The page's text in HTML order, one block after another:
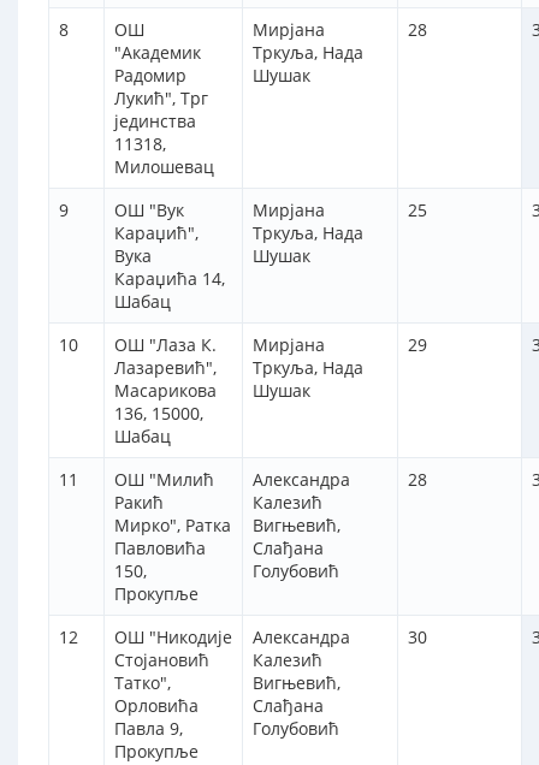
8
ОШ
"Академик
Радомир
Лукић", Трг
јединства
11318,
Милошевац
Мирјана
Тркуља, Нада
Шушак
28
9
ОШ "Вук
Караџић",
Вука
Караџића 14,
Шабац
Мирјана
Тркуља, Нада
Шушак
25
10
ОШ "Лаза К.
Лазаревић",
Масарикова
136, 15000,
Шабац
Мирјана
Тркуља, Нада
Шушак
29
11
ОШ "Милић
Ракић
Мирко", Ратка
Павловића
150,
Прокупље
Александра
Калезић
Вигњевић,
Слађана
Голубовић
28
12
ОШ "Никодије
Стојановић
Татко",
Орловића
Павла 9,
Прокупље
Александра
Калезић
Вигњевић,
Слађана
Голубовић
30